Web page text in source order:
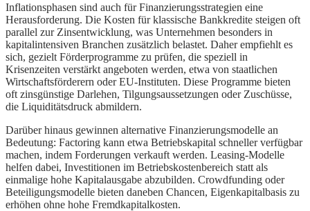
Inflationsphasen sind auch für Finanzierungsstrategien eine
Herausforderung. Die Kosten für klassische Bankkredite steigen oft
parallel zur Zinsentwicklung, was Unternehmen besonders in
kapitalintensiven Branchen zusätzlich belastet. Daher empfiehlt es
sich, gezielt Förderprogramme zu prüfen, die speziell in
Krisenzeiten verstärkt angeboten werden, etwa von staatlichen
Wirtschaftsförderern oder EU-Instituten. Diese Programme bieten
oft zinsgünstige Darlehen, Tilgungsaussetzungen oder Zuschüsse,
die Liquiditätsdruck abmildern.
Darüber hinaus gewinnen alternative Finanzierungsmodelle an
Bedeutung: Factoring kann etwa Betriebskapital schneller verfügbar
machen, indem Forderungen verkauft werden. Leasing-Modelle
helfen dabei, Investitionen im Betriebskostenbereich statt als
einmalige hohe Kapitalausgabe abzubilden. Crowdfunding oder
Beteiligungsmodelle bieten daneben Chancen, Eigenkapitalbasis zu
erhöhen ohne hohe Fremdkapitalkosten.